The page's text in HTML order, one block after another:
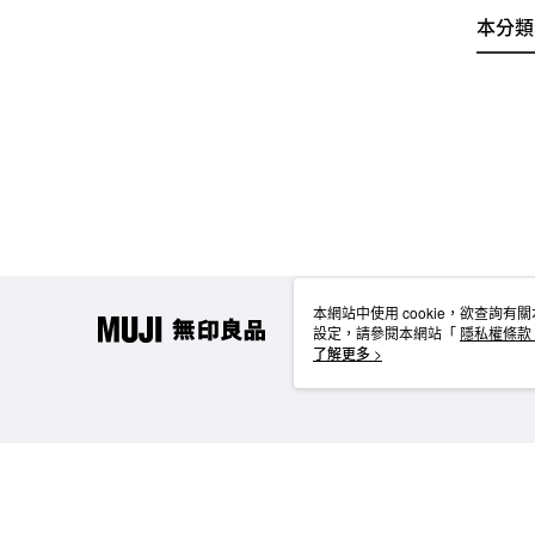
本分
本網站中使用 cookie，欲查詢有
設定，請參閱本網站「 隱私權條款
使用 cookie。
了解更多 >